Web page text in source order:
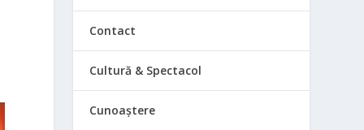
Contact
Cultură & Spectacol
Cunoaștere